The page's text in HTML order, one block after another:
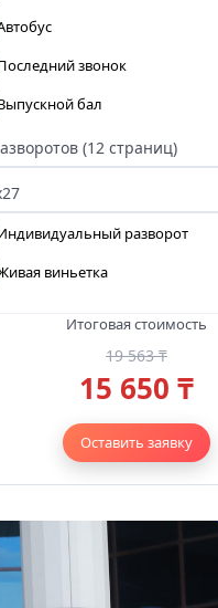
звонок
бал
разворот
виньетка
Итоговая стоимость
19 563 ₸
15 650 ₸
Оставить заявку